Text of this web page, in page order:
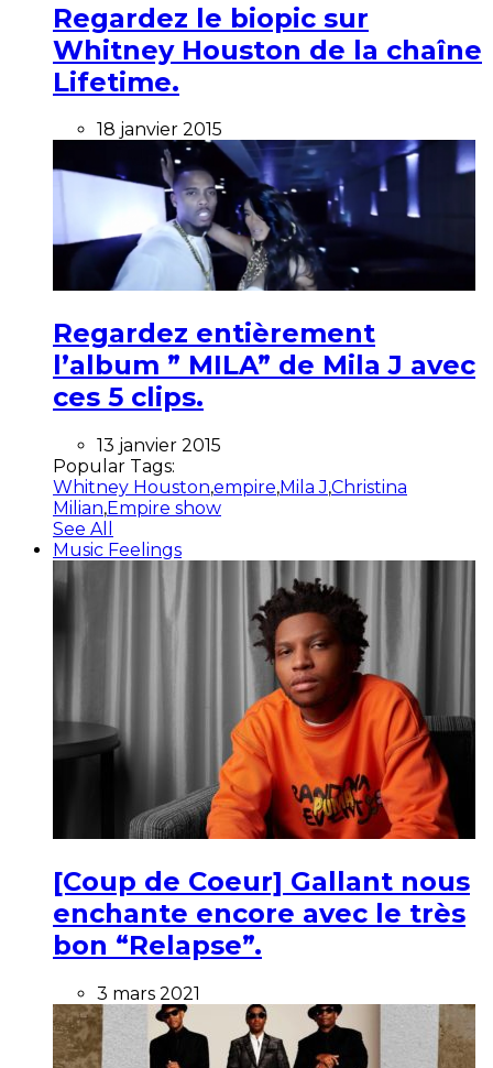
Regardez le biopic sur
Whitney Houston de la chaîne
Lifetime.
18 janvier 2015
Regardez entièrement
l’album ” MILA” de Mila J avec
ces 5 clips.
13 janvier 2015
Popular Tags:
Whitney Houston,empire,Mila J,Christina
Milian,Empire show
See All
Music Feelings
[Coup de Coeur] Gallant nous
enchante encore avec le très
bon “Relapse”.
3 mars 2021